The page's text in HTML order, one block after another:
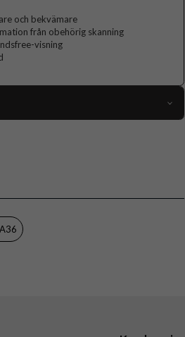
och bekvämare
från obehörig skanning
visning
Kortfack, RFID-skydd, Stativfunktion